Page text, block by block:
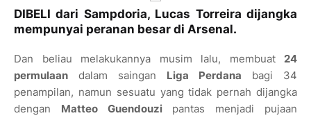
DIBELI dari Sampdoria, Lucas Torreira dijangka
mempunyai peranan besar di Arsenal.
Dan beliau melakukannya musim lalu, membuat 24
permulaan dalam saingan Liga Perdana bagi 34
penampilan, namun sesuatu yang tidak pernah dijangka
dengan Matteo Guendouzipantas menjadi pujaan